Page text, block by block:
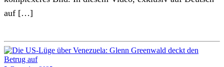
auf […]